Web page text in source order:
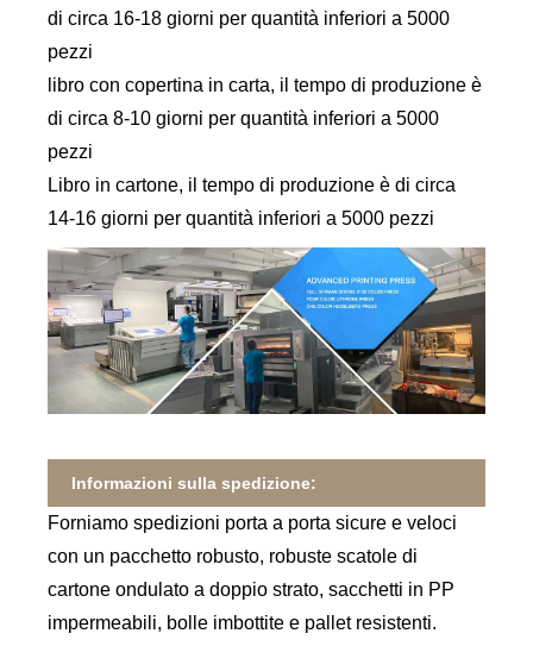
di circa 16-18 giorni per quantità inferiori a 5000
pezzi
libro con copertina in carta, il tempo di produzione è
di circa 8-10 giorni per quantità inferiori a 5000
pezzi
Libro in cartone, il tempo di produzione è di circa
14-16 giorni per quantità inferiori a 5000 pezzi
Informazioni sulla spedizione:
Forniamo spedizioni porta a porta sicure e veloci
con un pacchetto robusto, robuste scatole di
cartone ondulato a doppio strato, sacchetti in PP
impermeabili, bolle imbottite e pallet resistenti.